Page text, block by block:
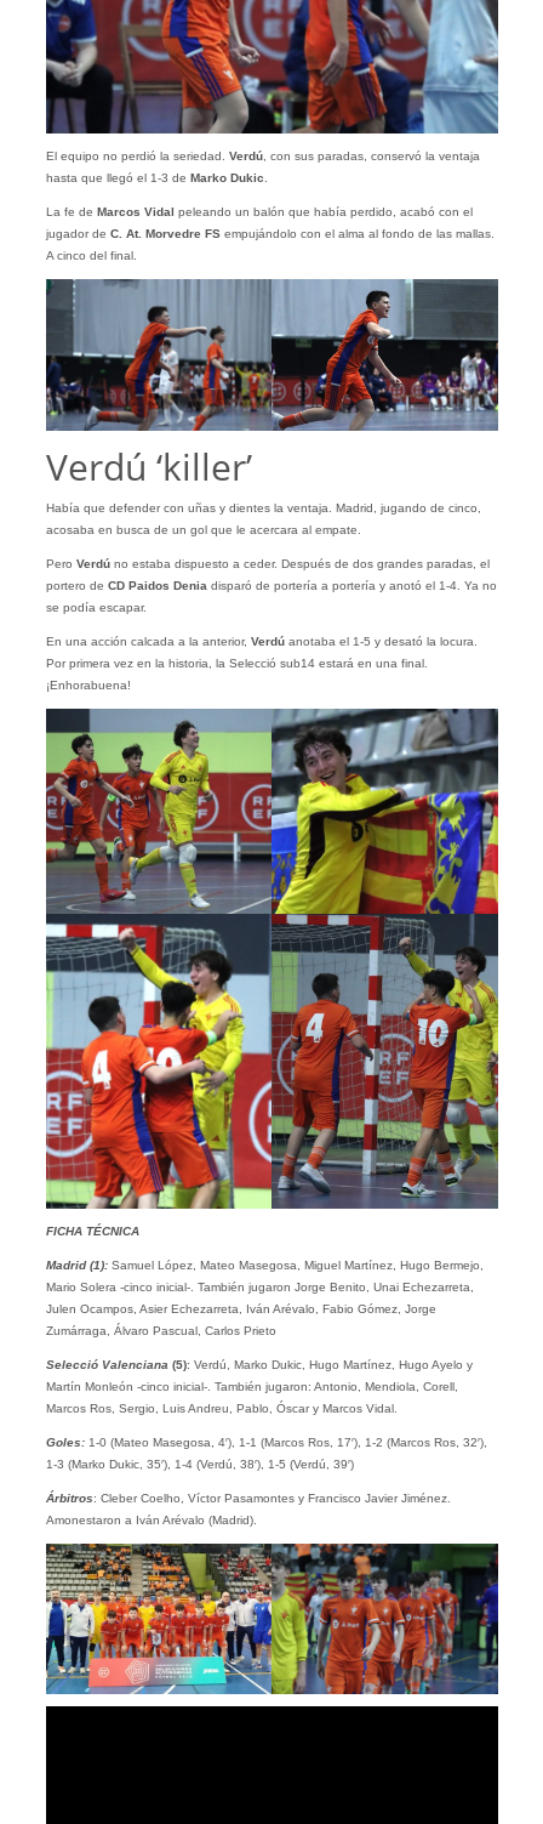
El equipo no perdió la seriedad. Verdú, con sus paradas, conservó la ventaja
hasta que llegó el 1-3 de Marko Dukic
La fe de Marcos Vidal peleando un balón que había perdido, acabó con el
jugador de C. At. Morvedre FS empujándolo con el alma al fondo de las mallas.
A cinco del final.
Verdú ‘killer’
Había que defender con uñas y dientes la ventaja. Madrid, jugando de cinco,
acosaba en busca de un gol que le acercara al empate.
Pero Verdúno estaba dispuesto a ceder. Después de dos grandes paradas, el
portero de CD Paidos Denia disparó de portería a portería y anotó el 1-4. Ya no
se podía escapar.
En una acción calcada a la anterior, Verdúanotaba el 1-5 y desató la locura.
Por primera vez en la historia, la Selecció sub14 estará en una final.
¡Enhorabuena!
FICHA TÉCNICA
Madrid (1):Samuel López, Mateo Masegosa, Miguel Martínez, Hugo Bermejo,
Mario Solera -cinco inicial-. También jugaron Jorge Benito, Unai Echezarreta,
Julen Ocampos, Asier Echezarreta, Iván Arévalo, Fabio Gómez, Jorge
Zumárraga, Álvaro Pascual, Carlos Prieto
Selecció Valenciana (5): Verdú, Marko Dukic, Hugo Martínez, Hugo Ayelo y
Martín Monleón -cinco inicial-. También jugaron: Antonio, Mendiola, Corell,
Marcos Ros, Sergio, Luis Andreu, Pablo, Óscar y Marcos Vidal.
Goles:1-0 (Mateo Masegosa, 4′), 1-1 (Marcos Ros, 17′), 1-2 (Marcos Ros, 32′),
1-3 (Marko Dukic, 35′), 1-4 (Verdú, 38′), 1-5 (Verdú, 39′)
Árbitros: Cleber Coelho, Víctor Pasamontes y Francisco Javier Jiménez.
Amonestaron a Iván Arévalo (Madrid).